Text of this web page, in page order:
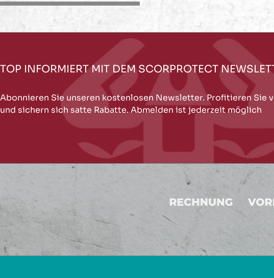
TOP INFORMIERT MIT DEM SCORPROTECT
Abonnieren Sie unseren kostenlosen Newsletter. Profitieren Sie
und sichern sich satte Rabatte. Abmelden ist jederzeit möglich